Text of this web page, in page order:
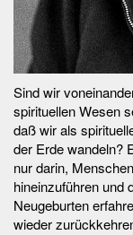
Sind wir
spirituellen Wesen
daß wir als
der Erde wandeln?
nur darin,
hineinzuführen und
Neugeburten
wieder